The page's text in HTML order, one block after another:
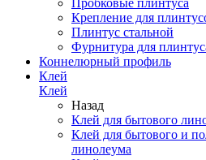
Пробковые плинтуса
Крепление для
Плинтус стальной
Фурнитура для
Коннелюрный профиль
Клей
Клей
Назад
Клей для бытового
Клей для бытового и
линолеума